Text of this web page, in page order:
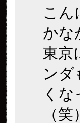
こん
かな
東京
ンダ
く
（